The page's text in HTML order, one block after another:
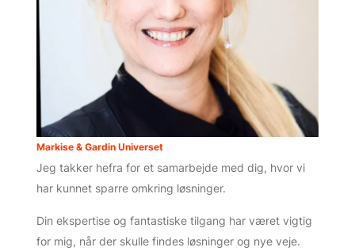
Markise & Gardin Universet
Jeg takker hefra for et samarbejde med dig, hvor vi
har kunnet sparre omkring løsninger.
Din ekspertise og fantastiske tilgang har været vigtig
for mig, når der skulle findes løsninger og nye veje.